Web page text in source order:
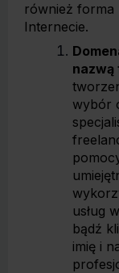
również forma
Internecie.
nazwą
wybór
usług
bądź
imię i